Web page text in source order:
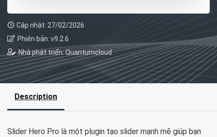
Cập nhật: 27/02/2026
Phiên bản: v9.2.6
Nhà phát triển: Quantumcloud
Description
Slider Hero Pro là một plugin tạo slider mạnh mẽ giúp bạn